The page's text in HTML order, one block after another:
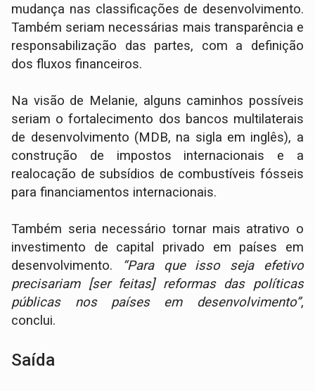
mudança nas classificações de desenvolvimento.
Também seriam necessárias mais transparência e
responsabilização das partes, com a definição
dos fluxos financeiros.
Na visão de Melanie, alguns caminhos possíveis
seriam o fortalecimento dos bancos multilaterais
de desenvolvimento (MDB, na sigla em inglês), a
construção de impostos internacionais e a
realocação de subsídios de combustíveis fósseis
para financiamentos internacionais.
Também seria necessário tornar mais atrativo o
investimento de capital privado em países em
desenvolvimento. “Para que isso seja efetivo
precisariam [ser feitas] reformas das políticas
públicas nos países em desenvolvimento”,
conclui.
Saída